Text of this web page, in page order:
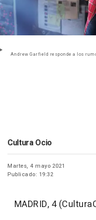
Andrew Garfield responde a los
Cultura Ocio
Martes, 4 mayo 2021
Publicado: 19:32
MADRID, 4